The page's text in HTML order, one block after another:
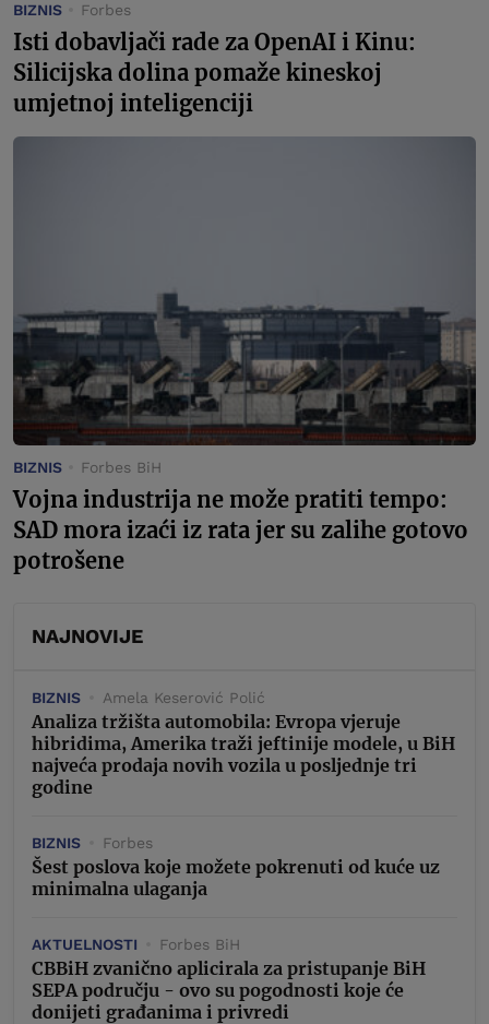
BIZNIS Forbes
Isti dobavljači rade za OpenAI i Kinu:
Silicijska dolina pomaže kineskoj
umjetnoj inteligenciji
BIZNIS Forbes BiH
Vojna industrija ne može pratiti tempo:
SAD mora izaći iz rata jer su zalihe gotovo
potrošene
NAJNOVIJE
BIZNIS Amela Keserović Polić
Analiza tržišta automobila: Evropa vjeruje
hibridima, Amerika traži jeftinije modele, u BiH
najveća prodaja novih vozila u posljednje tri
godine
BIZNIS Forbes
Šest poslova koje možete pokrenuti od kuće uz
minimalna ulaganja
AKTUELNOSTI Forbes BiH
CBBiH zvanično aplicirala za pristupanje BiH
SEPA području - ovo su pogodnosti koje će
donijeti građanima i privredi